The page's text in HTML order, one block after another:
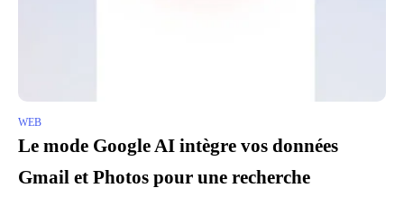
WEB
Le mode Google AI intègre vos données
Gmail et Photos pour une recherche